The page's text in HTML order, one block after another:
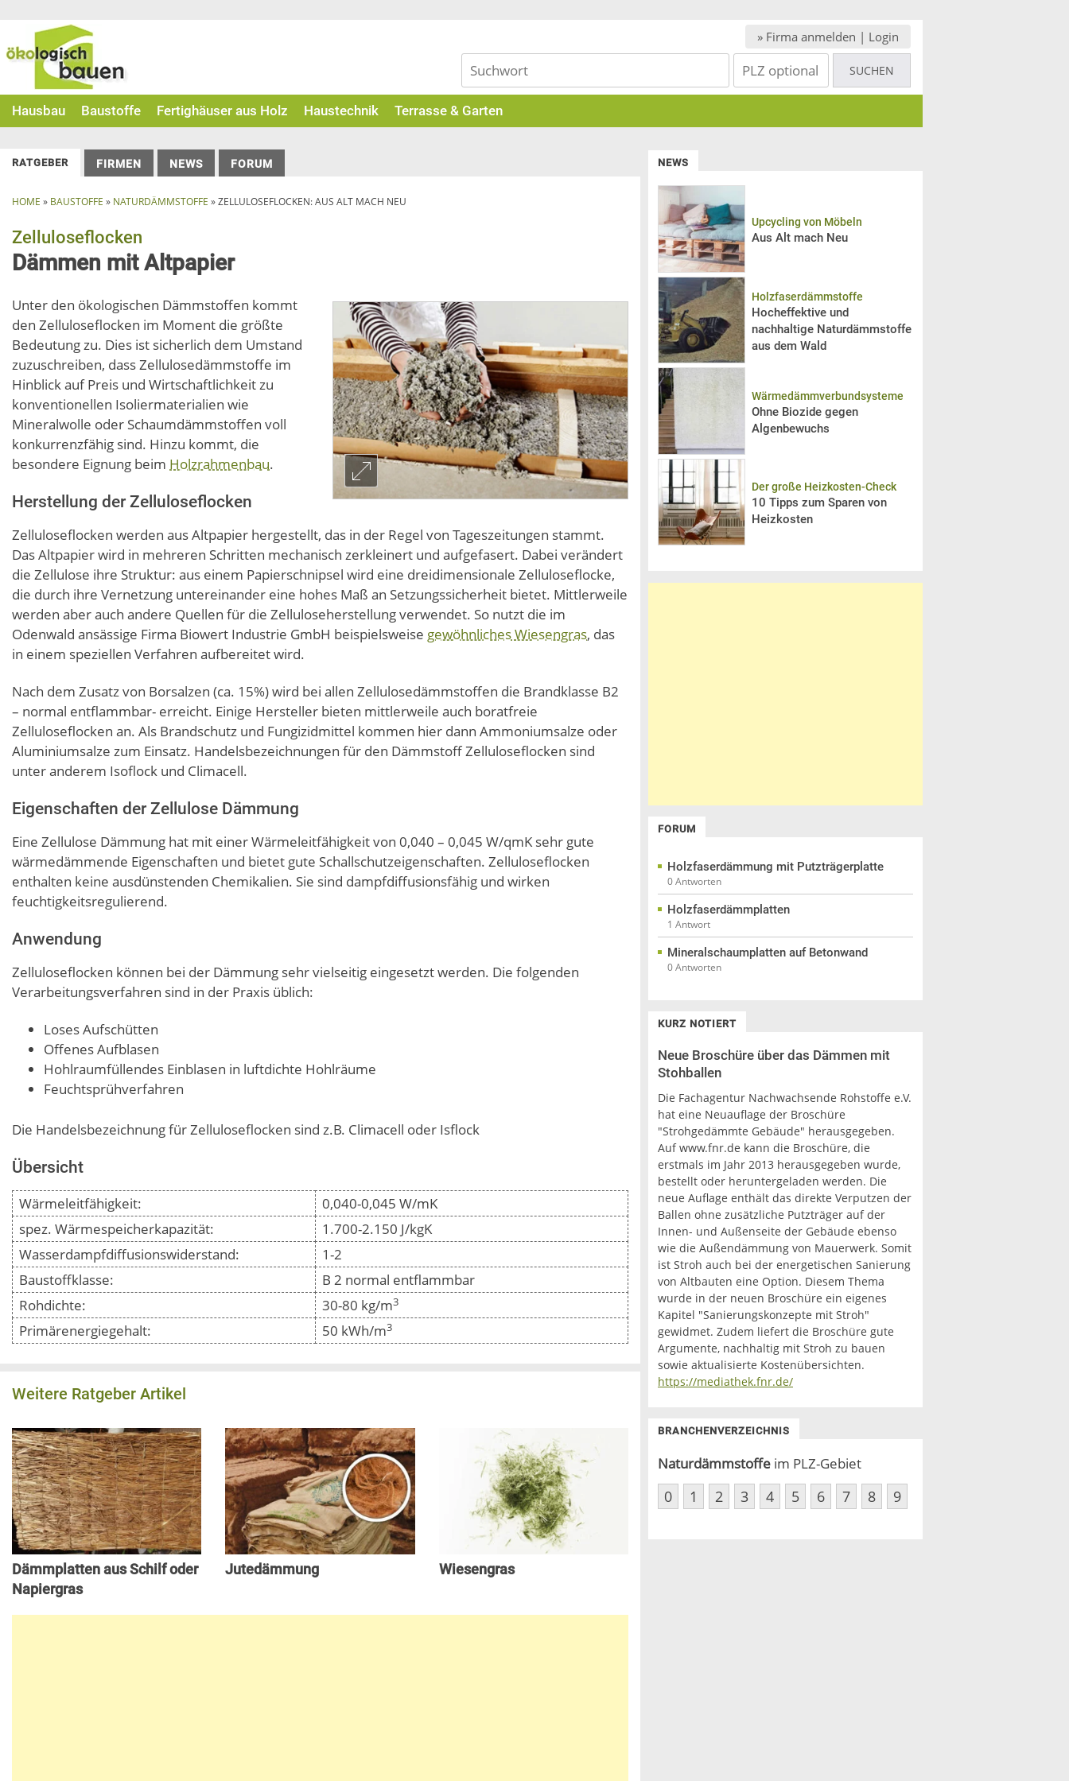
to
content
» Firma anmelden | Login
Hausbau Baustoffe Fertighäuser aus Holz Haustechnik Terrasse & Garten
RATGEBER FIRMEN NEWS FORUM
HOME » BAUSTOFFE » NATURDÄMMSTOFFE »ZELLULOSEFLOCKEN: AUS ALT MACH NEU
Zelluloseflocken
Dämmen mit Altpapier
Unter den ökologischen Dämmstoffen kommt
den Zelluloseflocken im Moment die größte
Bedeutung zu. Dies ist sicherlich dem Umstand
zuzuschreiben, dass Zellulosedämmstoffe im
Hinblick auf Preis und Wirtschaftlichkeit zu
konventionellen Isoliermaterialien wie
Mineralwolle oder Schaumdämmstoffen voll
konkurrenzfähig sind. Hinzu kommt, die
besondere Eignung beim Holzrahmenbau.
Herstellung der Zelluloseflocken
Zelluloseflocken werden aus Altpapier hergestellt, das in der Regel von Tageszeitungen stammt.
Das Altpapier wird in mehreren Schritten mechanisch zerkleinert und aufgefasert. Dabei verändert
die Zellulose ihre Struktur: aus einem Papierschnipsel wird eine dreidimensionale Zelluloseflocke,
die durch ihre Vernetzung untereinander eine hohes Maß an Setzungssicherheit bietet. Mittlerweile
werden aber auch andere Quellen für die Zelluloseherstellung verwendet. So nutzt die im
Odenwald ansässige Firma Biowert Industrie GmbH beispielsweise gewöhnliches Wiesengras, das
in einem speziellen Verfahren aufbereitet wird.
Nach dem Zusatz von Borsalzen (ca. 15%) wird bei allen Zellulosedämmstoffen die Brandklasse B2
– normal entflammbar- erreicht. Einige Hersteller bieten mittlerweile auch boratfreie
Zelluloseflocken an. Als Brandschutz und Fungizidmittel kommen hier dann Ammoniumsalze oder
Aluminiumsalze zum Einsatz. Handelsbezeichnungen für den Dämmstoff Zelluloseflocken sind
unter anderem Isoflock und Climacell.
Eigenschaften der Zellulose Dämmung
Eine Zellulose Dämmung hat mit einer Wärmeleitfähigkeit von 0,040 – 0,045 W/qmK sehr gute
wärmedämmende Eigenschaften und bietet gute Schallschutzeigenschaften. Zelluloseflocken
enthalten keine ausdünstenden Chemikalien. Sie sind dampfdiffusionsfähig und wirken
feuchtigkeitsregulierend.
Anwendung
Zelluloseflocken können bei der Dämmung sehr vielseitig eingesetzt werden. Die folgenden
Verarbeitungsverfahren sind in der Praxis üblich:
Loses Aufschütten
Offenes Aufblasen
Hohlraumfüllendes Einblasen in luftdichte Hohlräume
Feuchtsprühverfahren
Die Handelsbezeichnung für Zelluloseflocken sind z.B. Climacell oder Isflock
Übersicht
Wärmeleitfähigkeit:
0,040-0,045 W/mK
spez. Wärmespeicherkapazität:
1.700-2.150 J/kgK
Wasserdampfdiffusionswiderstand:
1-2
Baustoffklasse:
B 2 normal entflammbar
Rohdichte:
30-80 kg/m3
Primärenergiegehalt: 50 kWh/m3
Weitere Ratgeber Artikel
Dämmplatten aus Schilf oder
Napiergras
Jutedämmung Wiesengras
NEWS
Upcycling von Möbeln
Aus Alt mach Neu
Holzfaserdämmstoffe
Hocheffektive und
nachhaltige Naturdämmstoffe
aus dem Wald
Wärmedämmverbundsysteme
Ohne Biozide gegen
Algenbewuchs
Der große Heizkosten-Check
10 Tipps zum Sparen von
Heizkosten
FORUM
Holzfaserdämmung mit Putzträgerplatte
0 Antworten
Holzfaserdämmplatten
1 Antwort
Mineralschaumplatten auf Betonwand
0 Antworten
KURZ NOTIERT
Neue Broschüre über das Dämmen mit
Stohballen
Die Fachagentur Nachwachsende Rohstoffe e.V.
hat eine Neuauflage der Broschüre
"Strohgedämmte Gebäude" herausgegeben.
Auf www.fnr.de kann die Broschüre, die
erstmals im Jahr 2013 herausgegeben wurde,
bestellt oder heruntergeladen werden. Die
neue Auflage enthält das direkte Verputzen der
Ballen ohne zusätzliche Putzträger auf der
Innen- und Außenseite der Gebäude ebenso
wie die Außendämmung von Mauerwerk. Somit
ist Stroh auch bei der energetischen Sanierung
von Altbauten eine Option. Diesem Thema
wurde in der neuen Broschüre ein eigenes
Kapitel "Sanierungskonzepte mit Stroh"
gewidmet. Zudem liefert die Broschüre gute
Argumente, nachhaltig mit Stroh zu bauen
sowie aktualisierte Kostenübersichten.
https://mediathek.fnr.de/
BRANCHENVERZEICHNIS
Naturdämmstoffe im PLZ-Gebiet
0 1 2 3 4 5 6 7 8 9